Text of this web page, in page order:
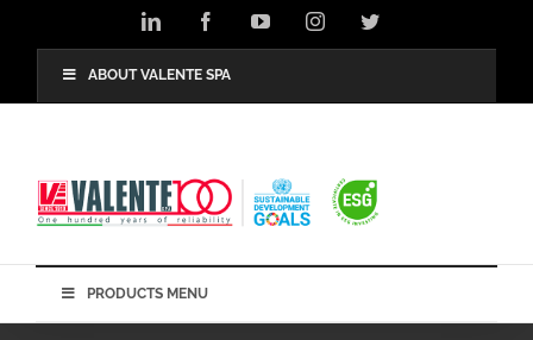
LinkedIn FacebookYouTubeInstagramTwitter
ABOUT VALENTE SPA
PRODUCTS MENU